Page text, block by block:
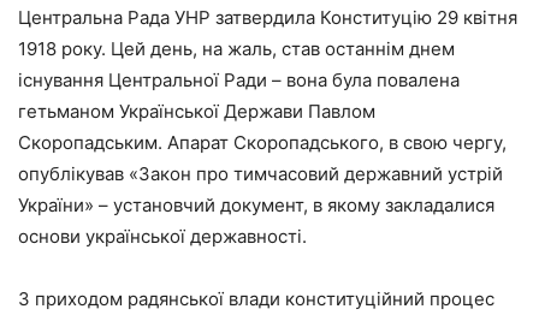
Центральна Рада УНР затвердила Конституцію 29 квітня
1918 року. Цей день, на жаль, став останнім днем
існування Центральної Ради – вона була повалена
гетьманом Української Держави Павлом
Скоропадським. Апарат Скоропадського, в свою чергу,
опублікував «Закон про тимчасовий державний устрій
України» – установчий документ, в якому закладалися
основи української державності.
З приходом радянської влади конституційний процес